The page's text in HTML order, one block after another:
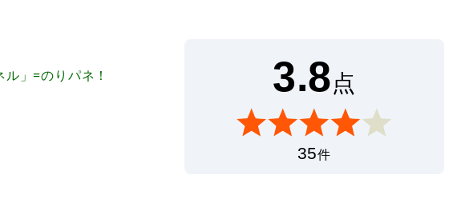
」=のりパネ！ 3.8点
35件